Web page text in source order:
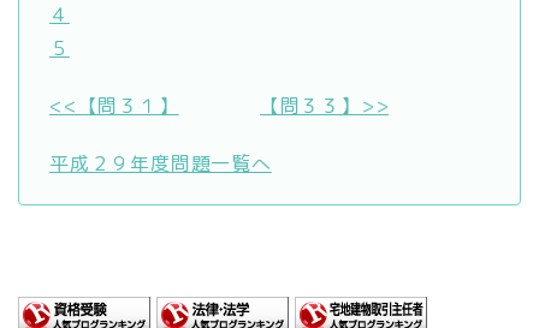
４
５
<<【問３１】 【問３３】>>
平成２９年度問題一覧へ